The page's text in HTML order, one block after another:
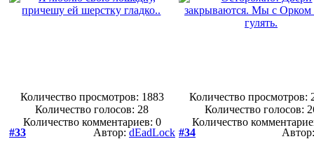
Количество просмотров: 1883
Количество голосов: 28
Количество комментариев: 0
Количество просмотров:
Количество голосов:
Количество
#33
Автор: dEadLock #34